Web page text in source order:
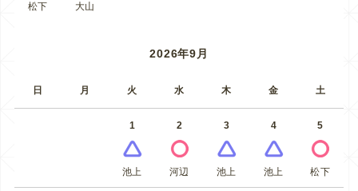
松下 大山
2026年9月
日 月 火 水 木 金 土
1
池上
2
河辺
3
池上
4
池上
5
松下